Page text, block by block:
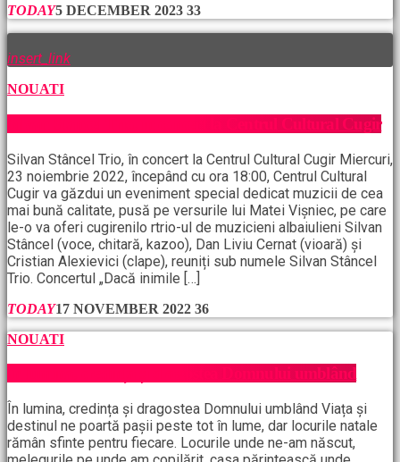
TODAY5 DECEMBER 2023 33
insert_link
NOUATI
Silvan Stâncel Trio, în concert la Centrul Cultural Cugir
Silvan Stâncel Trio, în concert la Centrul Cultural Cugir Miercuri,
23 noiembrie 2022, începând cu ora 18:00, Centrul Cultural
Cugir va găzdui un eveniment special dedicat muzicii de cea
mai bună calitate, pusă pe versurile lui Matei Vișniec, pe care
le-o va oferi cugirenilo rtrio-ul de muzicieni albaiulieni Silvan
Stâncel (voce, chitară, kazoo), Dan Liviu Cernat (vioară) și
Cristian Alexievici (clape), reuniți sub numele Silvan Stâncel
Trio. Concertul „Dacă inimile […]
TODAY17 NOVEMBER 2022 36
NOUATI
În lumina, credința și dragostea Domnului umblând
În lumina, credința și dragostea Domnului umblând Viața și
destinul ne poartă pașii peste tot în lume, dar locurile natale
rămân sfinte pentru fiecare. Locurile unde ne-am născut,